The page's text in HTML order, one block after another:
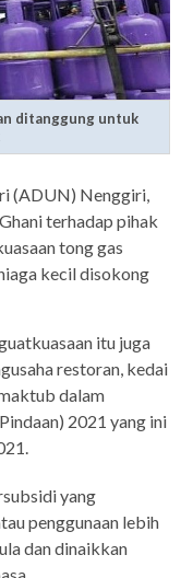
ditanggung untuk
(ADUN) Nenggiri,
terhadap pihak
tong gas
kecil disokong
itu juga
restoran, kedai
dalam
2021 yang ini
yang
penggunaan lebih
dan dinaikkan